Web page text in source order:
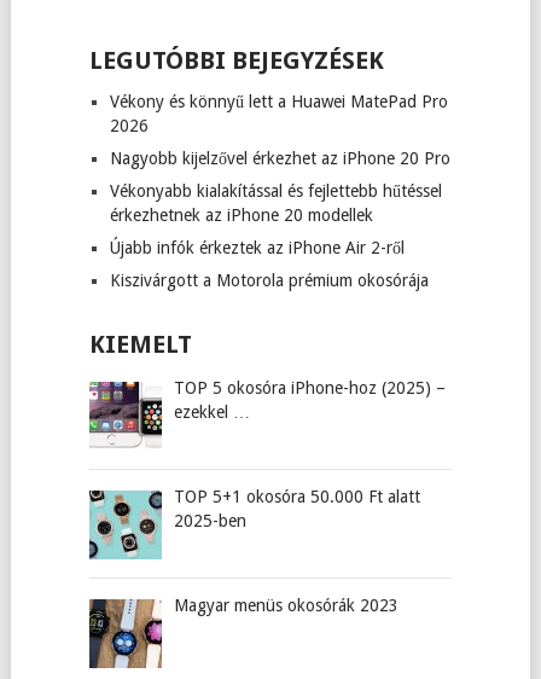
LEGUTÓBBI BEJEGYZÉSEK
Vékony és könnyű lett a Huawei MatePad Pro
2026
Nagyobb kijelzővel érkezhet az iPhone 20 Pro
Vékonyabb kialakítással és fejlettebb hűtéssel
érkezhetnek az iPhone 20 modellek
Újabb infók érkeztek az iPhone Air 2-ről
Kiszivárgott a Motorola prémium okosórája
KIEMELT
TOP 5 okosóra iPhone-hoz (2025) –
ezekkel …
TOP 5+1 okosóra 50.000 Ft alatt
2025-ben
Magyar menüs okosórák 2023